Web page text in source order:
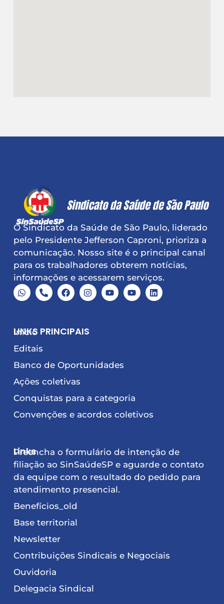
O Sindicato da Saúde de São Paulo, liderado
pelo Presidente Jefferson Caproni, prioriza a
comunicação. Nosso site é o principal canal
para os trabalhadores obterem notícias,
informações e acessarem serviços.
LINKS PRINCIPAIS
Início
Editais
Banco de Oportunidades
Ações coletivas
Conquistas para a categoria
Convenções e acordos coletivos
Links
Preencha o formulário de intenção de
filiação ao SinSaúdeSP e aguarde o contato
da equipe com o resultado do pedido para
atendimento presencial.
Benefícios_old
Base territorial
Newsletter
Contribuições Sindicais e Negociais
Ouvidoria
Delegacia Sindical